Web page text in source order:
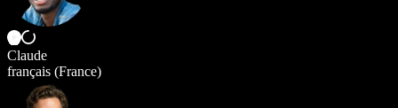
Claude
français (France)